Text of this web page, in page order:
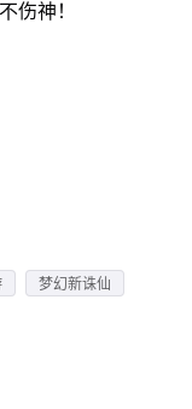
伤神！
梦幻新诛仙